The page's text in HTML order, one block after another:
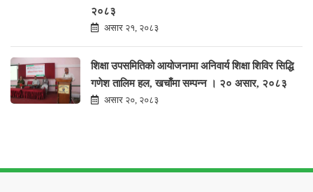
२०८३
असार २१, २०८३
शिक्षा उपसमितिको आयोजनामा अनिवार्य शिक्षा शिविर सिद्धि
गणेश तालिम हल, खचाँमा सम्पन्न । २० असार, २०८३
असार २०, २०८३